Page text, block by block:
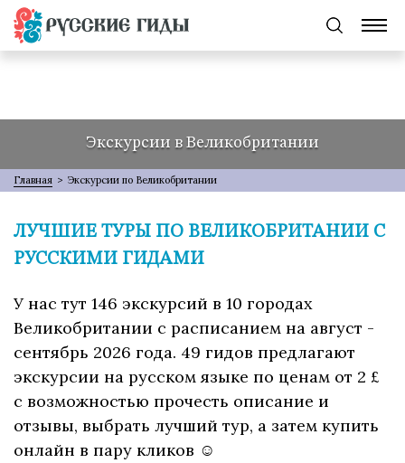
Экскурсии в Великобритании
Главная > Экскурсии по Великобритании
ЛУЧШИЕ ТУРЫ ПО ВЕЛИКОБРИТАНИИ С
РУССКИМИ ГИДАМИ
У нас тут 146 экскурсий в 10 городах
Великобритании с расписанием на август -
сентябрь 2026 года. 49 гидов предлагают
экскурсии на русском языке по ценам от 2 £
с возможностью прочесть описание и
отзывы, выбрать лучший тур, а затем купить
онлайн в пару кликов ☺